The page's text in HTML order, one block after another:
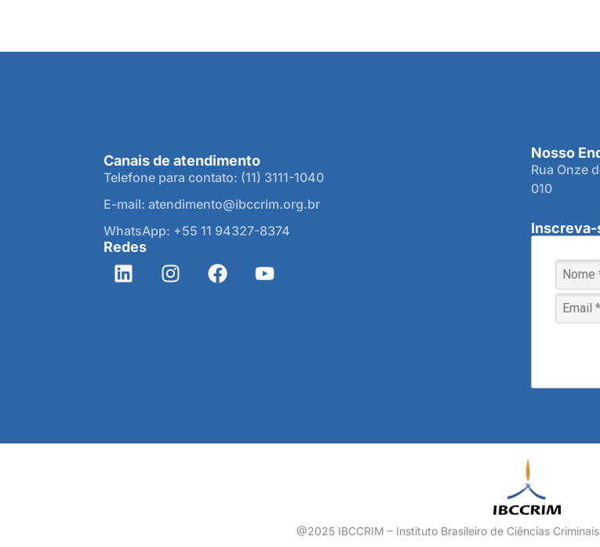
Canais de atendimento
Telefone para contato: (11) 3111-1040
E-mail: atendimento@ibccrim.org.br
WhatsApp: +55 11 94327-8374
Redes
Nosso
Rua Onze
010
Inscreva-
@2025 IBCCRIM – Instituto Brasileiro de Ciências